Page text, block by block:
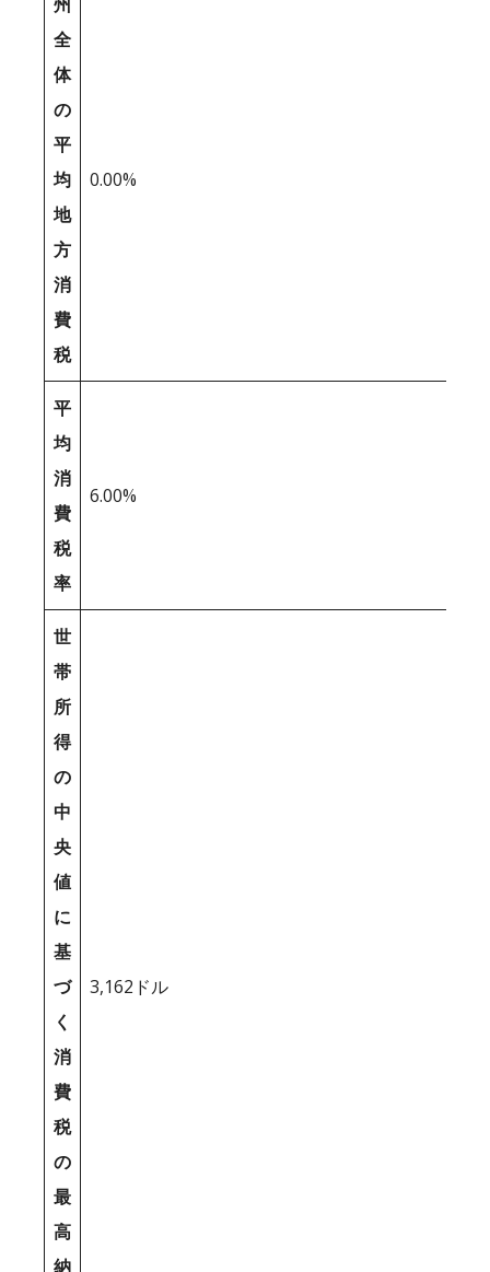
全
体
の
平
均
地
方
消
費
税
0.00%
平
均
消
費
税
率
6.00%
世
帯
所
得
の
中
央
値
に
基
づ
く
消
費
税
の
最
高
納
3,162ドル